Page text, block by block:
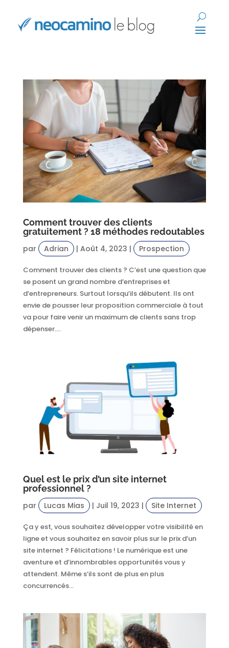
Comment trouver des clients
gratuitement ? 18 méthodes redoutables
par Adrian | Août 4, 2023 | Prospection
Comment trouver des clients ? C’est une question que
se posent un grand nombre d’entreprises et
d’entrepreneurs. Surtout lorsqu’ils débutent. Ils ont
envie de pousser leur proposition commerciale à tout
va pour faire venir un maximum de clients sans trop
dépenser....
Quel est le prix d’un site internet
professionnel ?
par Lucas Mias | Juil 19, 2023 | Site Internet
Ça y est, vous souhaitez développer votre visibilité en
ligne et vous souhaitez en savoir plus sur le prix d’un
site internet ? Félicitations ! Le numérique est une
aventure et d’innombrables opportunités vous y
attendent. Même s’ils sont de plus en plus
concurrencés...